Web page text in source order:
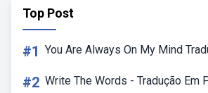
Top Post
#1 You Are Always On My Mind
#2 Write The Words - Tradução Em